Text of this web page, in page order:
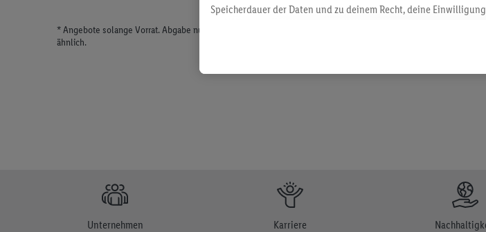
* Angebote solange Vorrat. Abgabe nur in haushaltsüblichen Mengen. Verkauf ohne Dekoration. Die hier
ähnlich.
Unternehmen Karriere
Speicherdauer der Daten und zu deinem Recht, deine